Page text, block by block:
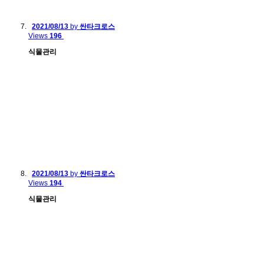
2021/08/13 by 싼타크로스
Views 196
식물관리
2021/08/13 by 싼타크로스
Views 194
식물관리